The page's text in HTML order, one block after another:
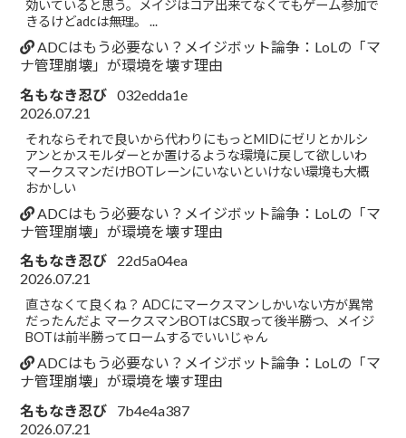
効いていると思う。メイジはコア出来てなくてもゲーム参加で
きるけどadcは無理。 ...
ADCはもう必要ない？メイジボット論争：LoLの「マ
ナ管理崩壊」が環境を壊す理由
名もなき忍び 032edda1e
2026.07.21
それならそれで良いから代わりにもっとMIDにゼリとかルシ
アンとかスモルダーとか置けるような環境に戻して欲しいわ
マークスマンだけBOTレーンにいないといけない環境も大概
おかしい
ADCはもう必要ない？メイジボット論争：LoLの「マ
ナ管理崩壊」が環境を壊す理由
名もなき忍び
22d5a04ea
2026.07.21
直さなくて良くね？ ADCにマークスマンしかいない方が異常
だったんだよ マークスマンBOTはCS取って後半勝つ、メイジ
BOTは前半勝ってロームするでいいじゃん
ADCはもう必要ない？メイジボット論争：LoLの「マ
ナ管理崩壊」が環境を壊す理由
名もなき忍び
7b4e4a387
2026.07.21